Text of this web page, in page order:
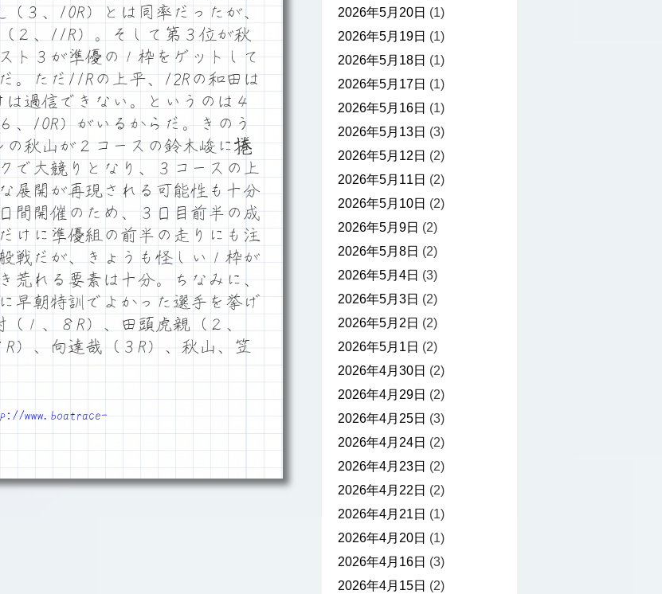
３、10R）とは同率だったが、
２、11R）。そして第３位が秋
ト３が準優の１枠をゲットして
。ただ11Rの上平、12Rの和田は
過信できない。というのは４
、10R）がいるからだ。きのう
の秋山が２コースの鈴木峻に捲
で大競りとなり、３コースの上
展開が再現される可能性も十分
間開催のため、３日目前半の成
けに準優組の前半の走りにも注
戦だが、きょうも怪しい１枠が
荒れる要素は十分。ちなみに、
早朝特訓でよかった選手を挙げ
１、８R）、田頭虎親（２、
）、向達哉（３R）、秋山、笠
www.boatrace-
2026年5月20日 (1)
2026年5月19日 (1)
2026年5月18日 (1)
2026年5月17日 (1)
2026年5月16日 (1)
2026年5月13日 (3)
2026年5月12日 (2)
2026年5月11日 (2)
2026年5月10日 (2)
2026年5月9日 (2)
2026年5月8日 (2)
2026年5月4日 (3)
2026年5月3日 (2)
2026年5月2日 (2)
2026年5月1日 (2)
2026年4月30日 (2)
2026年4月29日 (2)
2026年4月25日 (3)
2026年4月24日 (2)
2026年4月23日 (2)
2026年4月22日 (2)
2026年4月21日 (1)
2026年4月20日 (1)
2026年4月16日 (3)
2026年4月15日 (2)